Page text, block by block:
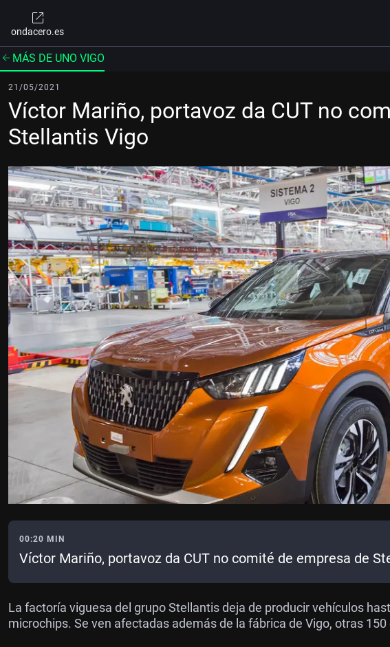
ondacero.es
MÁS DE UNO VIGO
21/05/2021
Víctor Mariño, portavoz da CUT no
Stellantis Vigo
00:20 MIN
Víctor Mariño, portavoz da CUT no comité de empresa de
La factoría viguesa del grupo Stellantis deja de producir vehículos
microchips. Se ven afectadas además de la fábrica de Vigo, otras